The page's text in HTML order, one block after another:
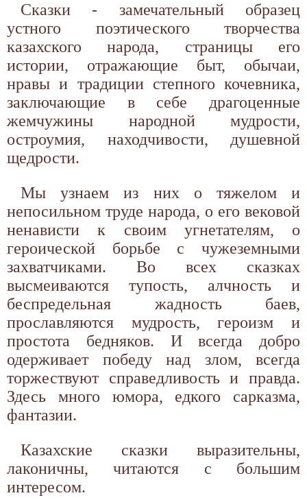
Сказки - замечательный образец
устного поэтического творчества
казахского народа, страницы его
истории, отражающие быт, обычаи,
нравы и традиции степного кочевника,
заключающие в себе драгоценные
жемчужины народной мудрости,
остроумия, находчивости, душевной
щедрости.
Мы узнаем из них о тяжелом и
непосильном труде народа, о его вековой
ненависти к своим угнетателям, о
героической борьбе с чужеземными
захватчиками. Во всех сказках
высмеиваются тупость, алчность и
беспредельная жадность баев,
прославляются мудрость, героизм и
простота бедняков. И всегда добро
одерживает победу над злом, всегда
торжествуют справедливость и правда.
Здесь много юмора, едкого сарказма,
фантазии.
Казахские сказки выразительны,
лаконичны, читаются с большим
интересом.